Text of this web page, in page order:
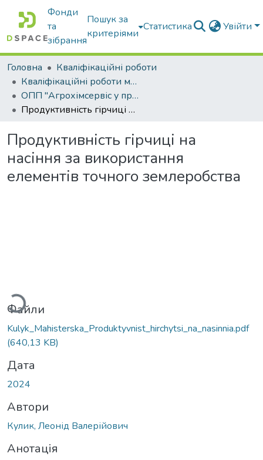
Фонди
та
зібрання
Пошук за
критеріями
Статистика Увійти
Головна
Кваліфікаційні роботи
Кваліфікаційні роботи магістрів
ОПП "Агрохімсервіс у прецизійному агровиробництві"
Продуктивність гірчиці на насіння за використання елементів точного землеробства
Продуктивність гірчиці на
насіння за використання
елементів точного землеробства
Вантажиться...
Файли
Kulyk_Mahisterska_Produktyvnist_hirchytsi_na_nasinnia.pdf
(640,13 KB)
Дата
2024
Автори
Кулик, Леонід Валерійович
Анотація